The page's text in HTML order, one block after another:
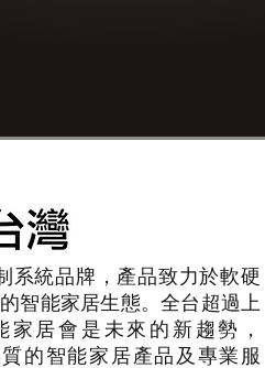
系統品牌，產品致力於軟硬
智能家居生態。全台超過上
居會是未來的新趨勢，
的智能家居產品及專業服